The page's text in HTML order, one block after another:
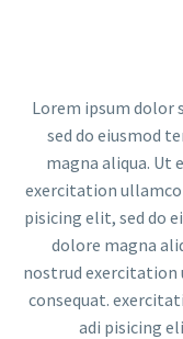
Lorem ipsum dolor
sed do eiusmod
magna aliqua. Ut
exercitation
pisicing elit, sed do
dolore magna
nostrud exercitation
consequat.
adi pisicing